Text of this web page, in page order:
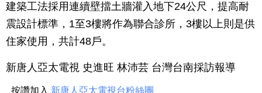
建築工法採用連續壁擋土牆灌入地下24公尺，提高耐
震設計標準，1至3樓將作為聯合診所，3樓以上則是供
住家使用，共計48戶。
新唐人亞太電視 史進旺 林沛芸 台灣台南採訪報導
按讚加入 新唐人亞太電視台粉絲團